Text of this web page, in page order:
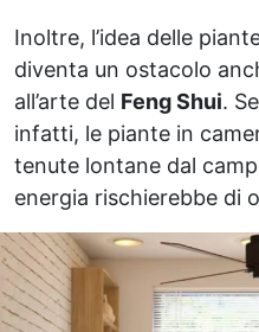
Inoltre, l’idea delle
diventa un ostacolo
all’arte del Feng Shui.
infatti, le piante in
tenute lontane dal
energia rischierebbe di